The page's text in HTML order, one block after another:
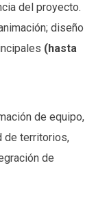
del proyecto.
diseño
(hasta
de equipo,
de territorios,
de